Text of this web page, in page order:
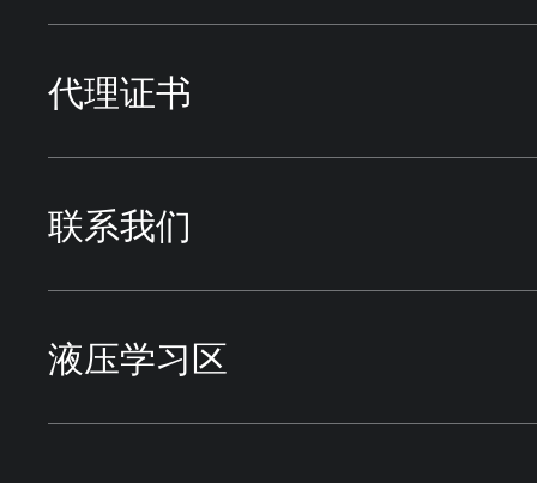
蓄能器
派克过滤
压力控制阀
压力控制阀
流量控制阀
VICKERS威格士
SUNFAB胜凡
冶金行业
液压阀块
应用行业
液压系统案例
代理证书
联系我们
液压学习区